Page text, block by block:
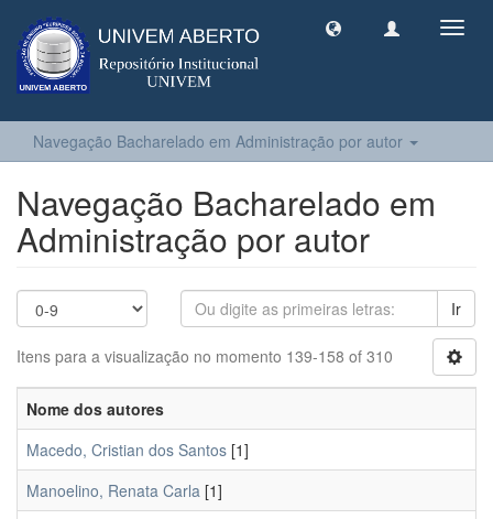
Navegação Bacharelado em Administração por autor
Navegação Bacharelado em
Administração por autor
Ir
Itens para a visualização no momento 139-158 of 310
Nome dos autores
Macedo, Cristian dos Santos [1]
Manoelino, Renata Carla [1]